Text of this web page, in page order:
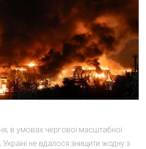
в умовах чергової масштабної
Україні не вдалося знищити жодну з